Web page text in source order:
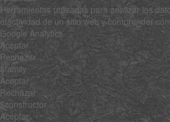
Herramientas utilizadas para analizar los
efectividad de un sitio web y comprender
Google Analytics
Aceptar
Rechazar
$family
Aceptar
Rechazar
$constructor
Aceptar